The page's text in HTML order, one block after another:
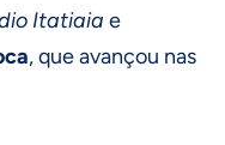
Itatiaia e
, que avançou nas